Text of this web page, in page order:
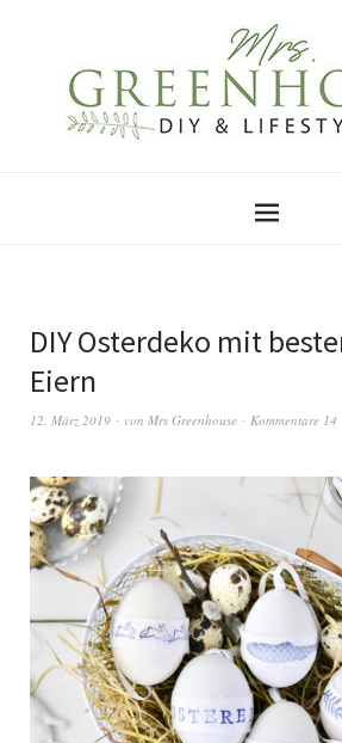
DIY Osterdeko mit
Eiern
12. März 2019 von Mrs Greenhouse Kommentare 14